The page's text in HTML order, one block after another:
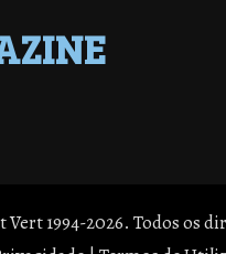
1994-2026. Todos os